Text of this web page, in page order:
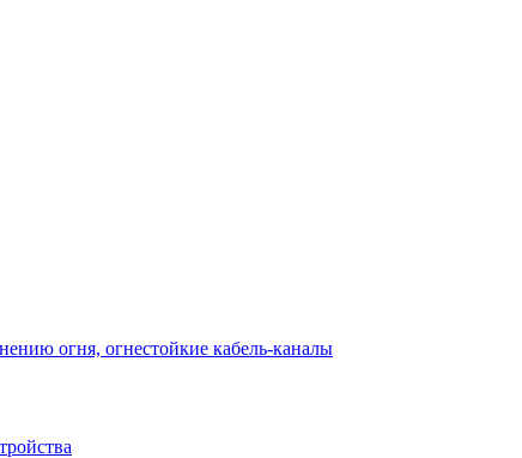
огня, огнестойкие кабель-каналы